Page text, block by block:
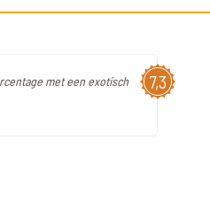
7,3
met een exotisch